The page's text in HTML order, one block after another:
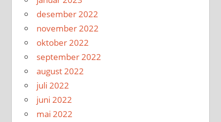
desember 2022
november 2022
oktober 2022
september 2022
august 2022
juli 2022
juni 2022
mai 2022